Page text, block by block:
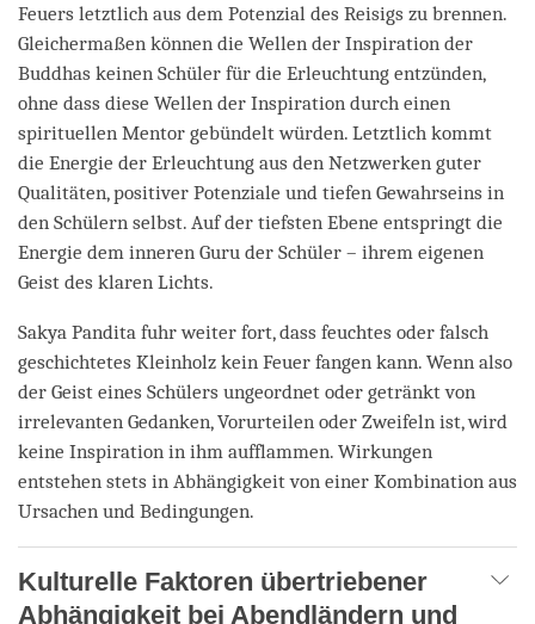
Feuers letztlich aus dem Potenzial des Reisigs zu brennen.
Gleichermaßen können die Wellen der Inspiration der
Buddhas keinen Schüler für die Erleuchtung entzünden,
ohne dass diese Wellen der Inspiration durch einen
spirituellen Mentor gebündelt würden. Letztlich kommt
die Energie der Erleuchtung aus den Netzwerken guter
Qualitäten, positiver Potenziale und tiefen Gewahrseins in
den Schülern selbst. Auf der tiefsten Ebene entspringt die
Energie dem inneren Guru der Schüler – ihrem eigenen
Geist des klaren Lichts.
Sakya Pandita fuhr weiter fort, dass feuchtes oder falsch
geschichtetes Kleinholz kein Feuer fangen kann. Wenn also
der Geist eines Schülers ungeordnet oder getränkt von
irrelevanten Gedanken, Vorurteilen oder Zweifeln ist, wird
keine Inspiration in ihm aufflammen. Wirkungen
entstehen stets in Abhängigkeit von einer Kombination aus
Ursachen und Bedingungen.
Kulturelle Faktoren übertriebener
Abhängigkeit bei Abendländern und